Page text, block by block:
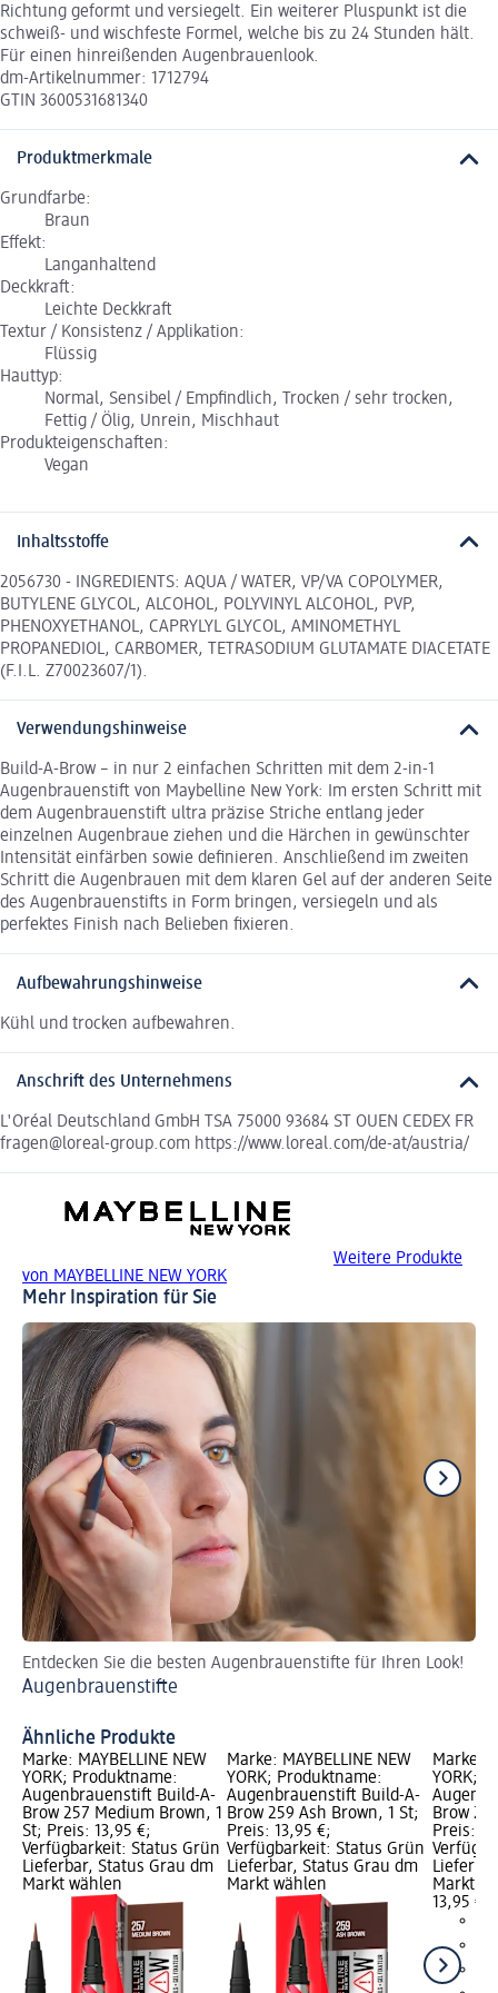
Richtung geformt und versiegelt. Ein weiterer Pluspunkt ist die
schweiß- und wischfeste Formel, welche bis zu 24 Stunden hält.
Für einen hinreißenden Augenbrauenlook.
dm-Artikelnummer: 1712794
GTIN 3600531681340
Produktmerkmale
Grundfarbe:
Braun
Effekt:
Langanhaltend
Deckkraft:
Leichte Deckkraft
Textur / Konsistenz / Applikation:
Flüssig
Hauttyp:
Normal, Sensibel / Empfindlich, Trocken / sehr trocken,
Fettig / Ölig, Unrein, Mischhaut
Produkteigenschaften:
Vegan
Inhaltsstoffe
2056730 - INGREDIENTS: AQUA / WATER, VP/VA COPOLYMER,
BUTYLENE GLYCOL, ALCOHOL, POLYVINYL ALCOHOL, PVP,
PHENOXYETHANOL, CAPRYLYL GLYCOL, AMINOMETHYL
PROPANEDIOL, CARBOMER, TETRASODIUM GLUTAMATE DIACETATE
(F.I.L. Z70023607/1).
Verwendungshinweise
Build-A-Brow – in nur 2 einfachen Schritten mit dem 2-in-1
Augenbrauenstift von Maybelline New York: Im ersten Schritt mit
dem Augenbrauenstift ultra präzise Striche entlang jeder
einzelnen Augenbraue ziehen und die Härchen in gewünschter
Intensität einfärben sowie definieren. Anschließend im zweiten
Schritt die Augenbrauen mit dem klaren Gel auf der anderen Seite
des Augenbrauenstifts in Form bringen, versiegeln und als
perfektes Finish nach Belieben fixieren.
Aufbewahrungshinweise
Kühl und trocken aufbewahren.
Anschrift des Unternehmens
L'Oréal Deutschland GmbH TSA 75000 93684 ST OUEN CEDEX FR
fragen@loreal-group.com https://www.loreal.com/de-at/austria/
Weitere Produkte
von MAYBELLINE NEW YORK
Mehr Inspiration für Sie
Entdecken Sie die besten Augenbrauenstifte für Ihren Look!
Augenbrauenstifte
Ähnliche Produkte
Marke: MAYBELLINE NEW
YORK; Produktname:
Augenbrauenstift Build-A-
Brow 257 Medium Brown, 1
St; Preis: 13,95 €;
Verfügbarkeit: Status Grün
Lieferbar, Status Grau dm
Markt wählen
Marke: MAYBELLINE NEW
YORK; Produktname:
Augenbrauenstift Build-A-
Brow 259 Ash Brown, 1 St;
Preis: 13,95 €;
Verfügbarkeit: Status Grün
Lieferbar, Status Grau dm
Markt wählen
Marke:
YORK;
Brow
Preis:
Markt
13,95 €